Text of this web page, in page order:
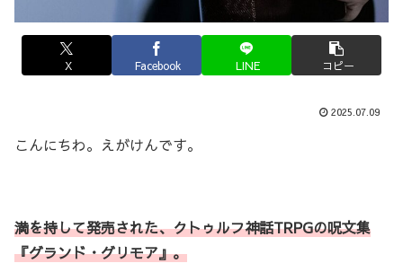
X Facebook LINE コピー
2025.07.09
こんにちわ。えがけんです。
満を持して発売された、クトゥルフ神話TRPGの呪文集
『グランド・グリモア』。